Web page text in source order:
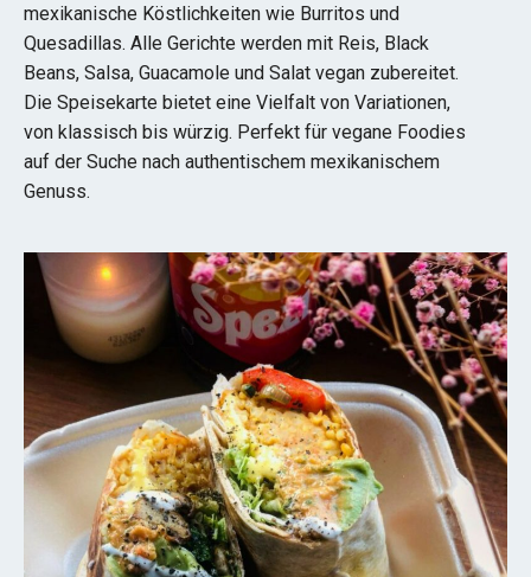
mexikanische Köstlichkeiten wie Burritos und
Quesadillas. Alle Gerichte werden mit Reis, Black
Beans, Salsa, Guacamole und Salat vegan zubereitet.
Die Speisekarte bietet eine Vielfalt von Variationen,
von klassisch bis würzig. Perfekt für vegane Foodies
auf der Suche nach authentischem mexikanischem
Genuss.